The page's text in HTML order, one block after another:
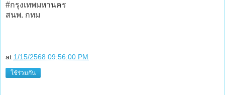
#กรุงเทพมหานคร
สนพ. กทม
at 1/15/2568 09:56:00 PM
ใช้ร่วมกัน